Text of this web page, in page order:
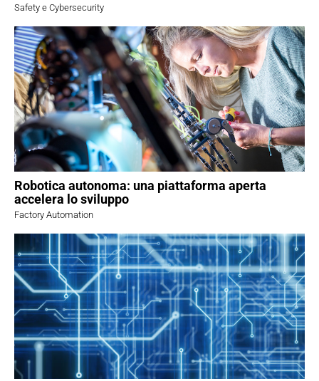
Safety e Cybersecurity
Robotica autonoma: una piattaforma aperta
accelera lo sviluppo
Factory Automation